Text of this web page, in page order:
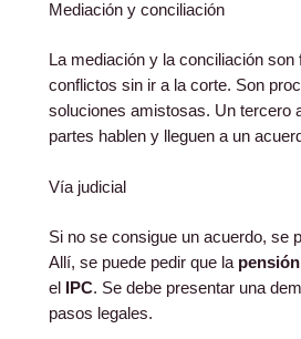
Mediación y conciliación
La mediación y la conciliación
conflictos sin ir a la corte. Son
soluciones amistosas. Un tercero
partes hablen y lleguen a un
Vía judicial
Si no se consigue un acuerdo, se
Allí, se puede pedir que la pensión
el
IPC. Se debe presentar una
pasos legales.